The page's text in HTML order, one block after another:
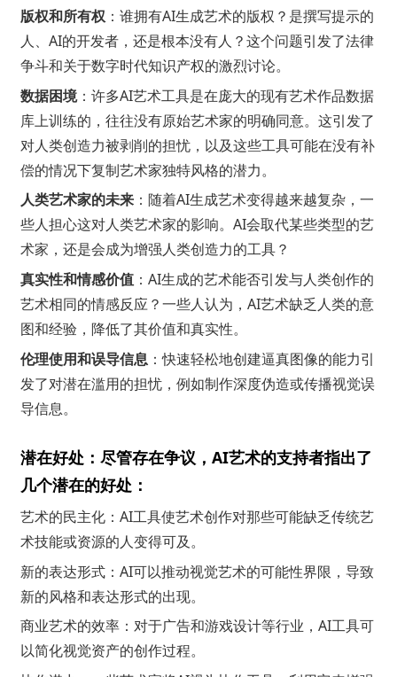
版权和所有权 ：谁拥有AI生成艺术的版权？是撰写提示的
人、AI的开发者，还是根本没有人？这个问题引发了法律
争斗和关于数字时代知识产权的激烈讨论。
数据困境：许多AI艺术工具是在庞大的现有艺术作品数据
库上训练的，往往没有原始艺术家的明确同意。这引发了
对人类创造力被剥削的担忧，以及这些工具可能在没有补
偿的情况下复制艺术家独特风格的潜力。
人类艺术家的未来 ：随着AI生成艺术变得越来越复杂，一
些人担心这对人类艺术家的影响。AI会取代某些类型的艺
术家，还是会成为增强人类创造力的工具？
真实性和情感价值 ：AI生成的艺术能否引发与人类创作的
艺术相同的情感反应？一些人认为，AI艺术缺乏人类的意
图和经验，降低了其价值和真实性。
伦理使用和误导信息 ：快速轻松地创建逼真图像的能力引
发了对潜在滥用的担忧，例如制作深度伪造或传播视觉误
导信息。
潜在好处：尽管存在争议，AI艺术的支持者指出了
几个潜在的好处：
艺术的民主化：AI工具使艺术创作对那些可能缺乏传统艺
术技能或资源的人变得可及。
新的表达形式：AI可以推动视觉艺术的可能性界限，导致
新的风格和表达形式的出现。
商业艺术的效率：对于广告和游戏设计等行业，AI工具可
以简化视觉资产的创作过程。